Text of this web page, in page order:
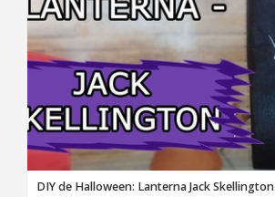
DIY de Halloween: Lanterna Jack Skellington